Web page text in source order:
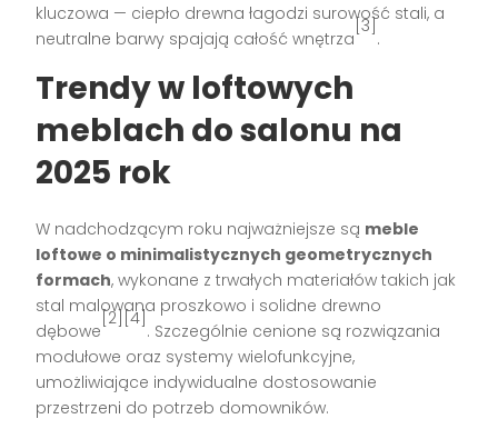
kluczowa — ciepło drewna łagodzi surowość stali, a
neutralne barwy spajają całość wnętrza
[3]
.
Trendy w loftowych
meblach do salonu na
2025 rok
W nadchodzącym roku najważniejsze są meble
loftowe o minimalistycznych geometrycznych
formach, wykonane z trwałych materiałów takich jak
stal malowana proszkowo i solidne drewno
dębowe
[2][4]
. Szczególnie cenione są rozwiązania
modułowe oraz systemy wielofunkcyjne,
umożliwiające indywidualne dostosowanie
przestrzeni do potrzeb domowników.